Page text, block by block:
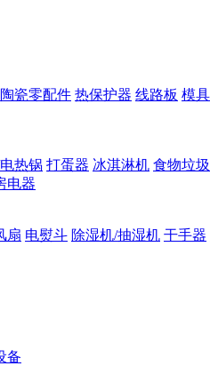
陶瓷零配件 热保护器 线路板 模具
热锅 打蛋器 冰淇淋机 食物垃
电器
扇 电熨斗 除湿机/抽湿机 干手器
备